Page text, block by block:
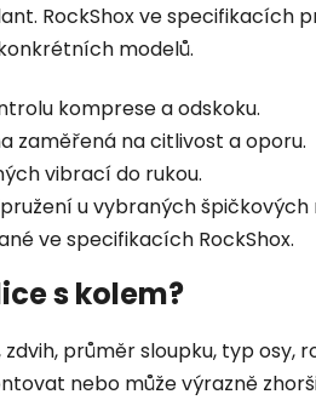
RockShox ve specifikacích
modelů.
komprese a odskoku.
zaměřená na citlivost a oporu.
vibrací do rukou.
u vybraných špičkových
ve specifikacích RockShox.
s kolem?
průměr sloupku, typ
nebo může výrazně